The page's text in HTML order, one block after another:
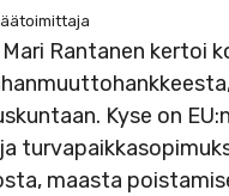
Rantanen kertoi
Kyse on EU:n
maasta